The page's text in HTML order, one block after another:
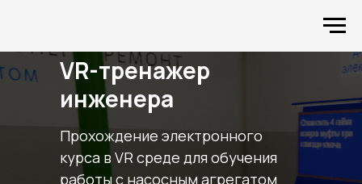
VR-тренажер
инженера
Прохождение электронного
курса в VR среде для обучения
работы с насосным агрегатом